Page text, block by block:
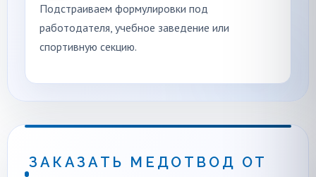
Подстраиваем формулировки под
работодателя, учебное заведение или
спортивную секцию.
ЗАКАЗАТЬ МЕДОТВОД ОТ